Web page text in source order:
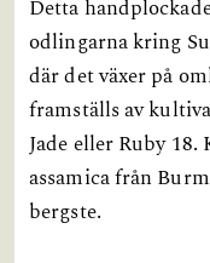
Detta
odlingarna kring
där det växer på
framställs av
Jade eller Ruby
assamica från
bergste.